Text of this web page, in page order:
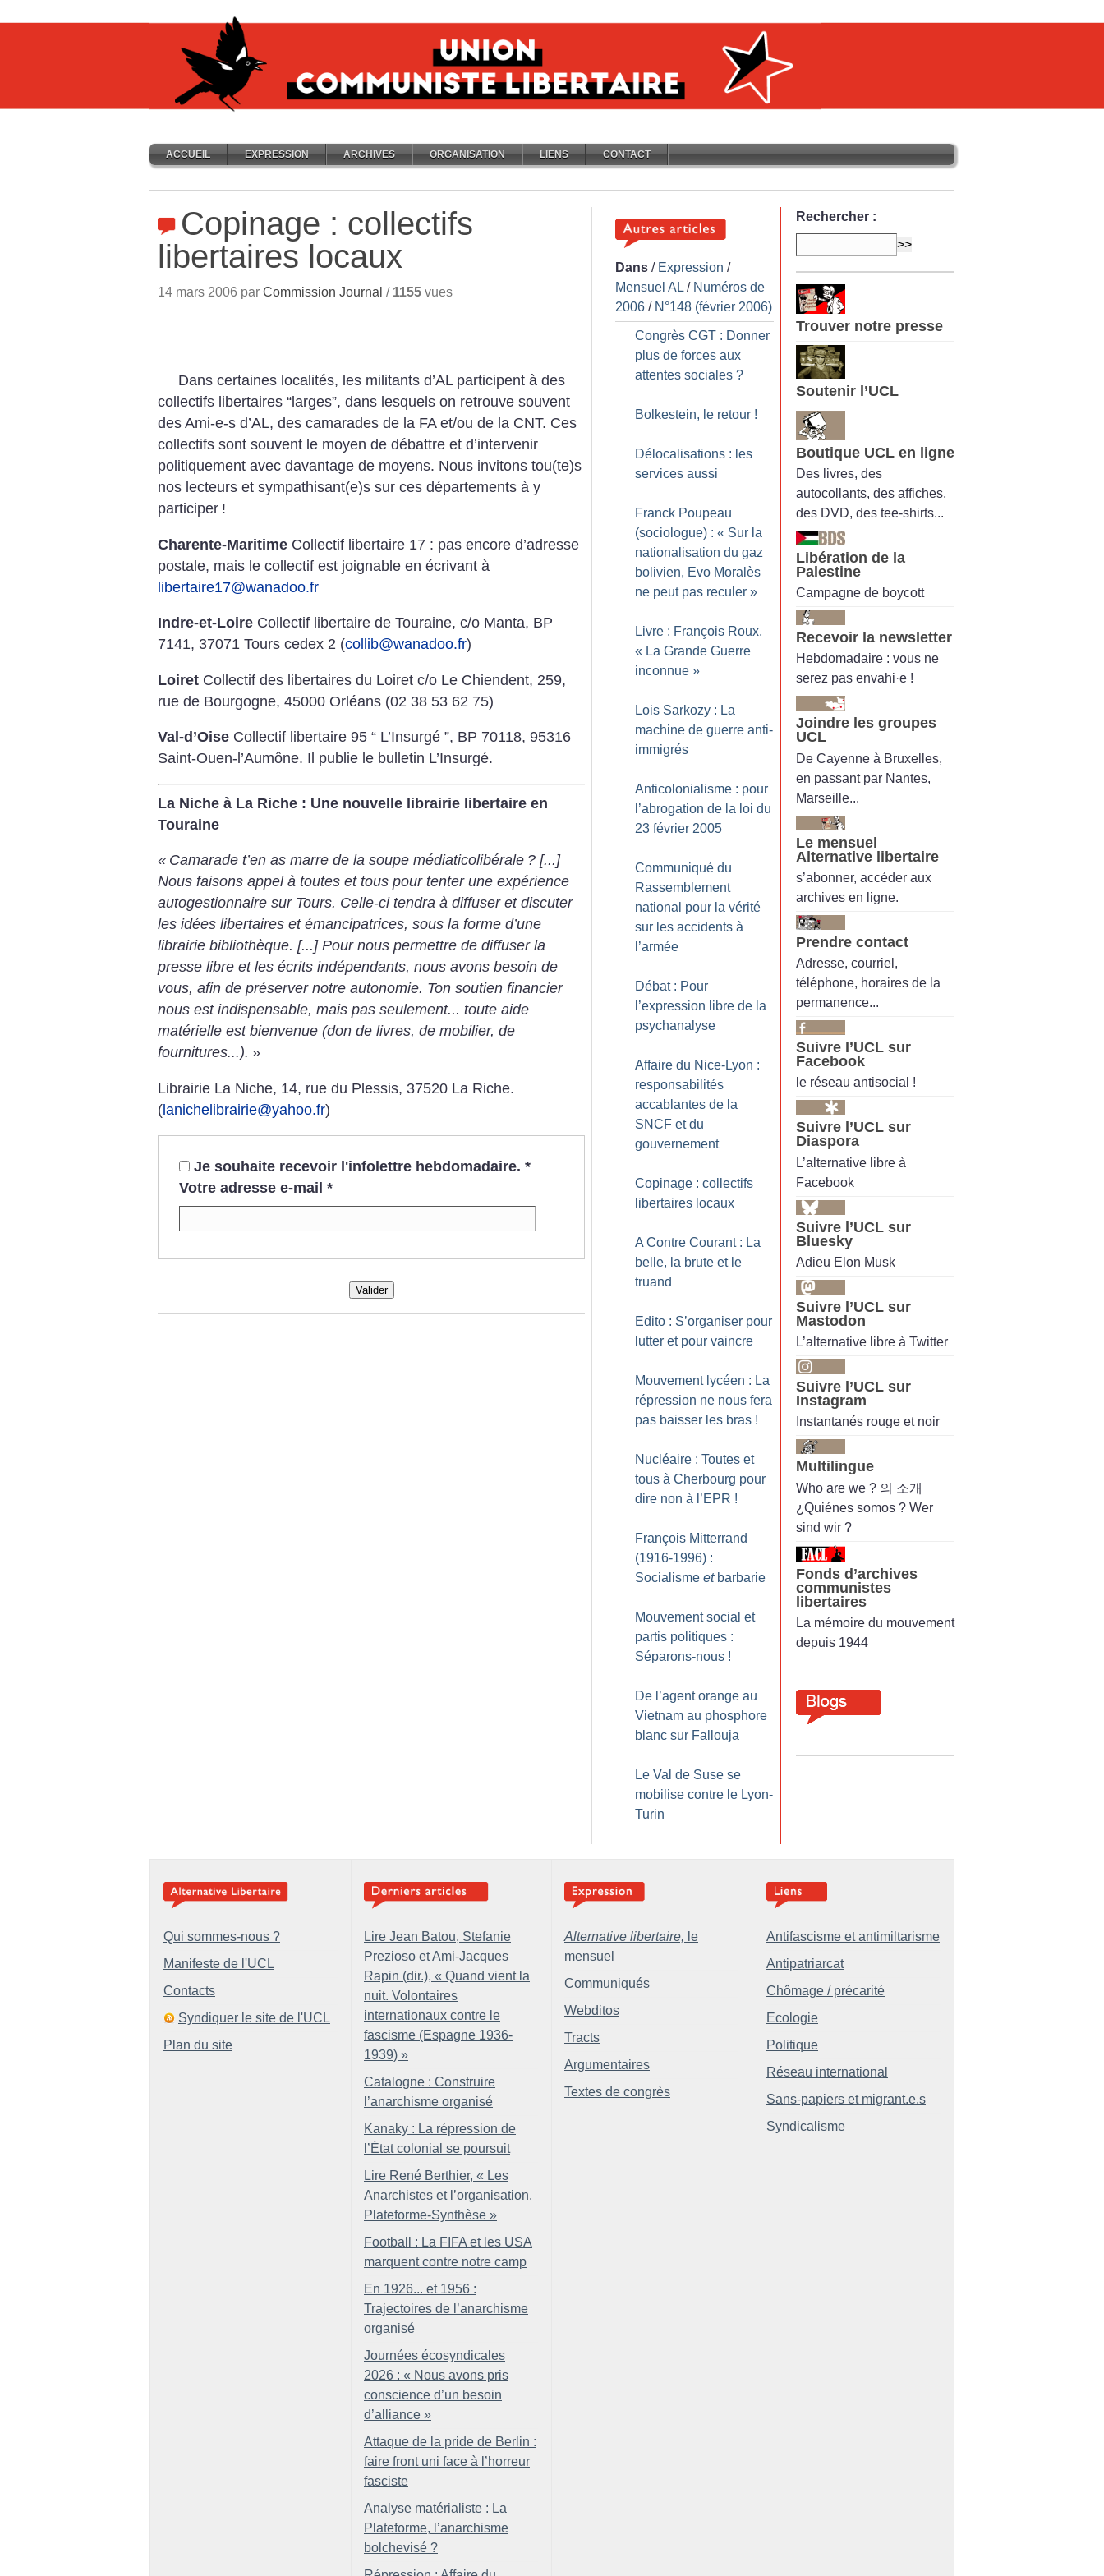
ACCUEIL EXPRESSION ARCHIVES ORGANISATION LIENS CONTACT
Copinage : collectifs
libertaires locaux
14 mars 2006 par Commission Journal / 1155 vues
Dans certaines localités, les militants d’AL participent à des
collectifs libertaires “larges”, dans lesquels on retrouve souvent
des Ami-e-s d’AL, des camarades de la FA et/ou de la CNT. Ces
collectifs sont souvent le moyen de débattre et d’intervenir
politiquement avec davantage de moyens. Nous invitons tou(te)s
nos lecteurs et sympathisant(e)s sur ces départements à y
participer !
Charente-Maritime Collectif libertaire 17 : pas encore d’adresse
postale, mais le collectif est joignable en écrivant à
libertaire17@wanadoo.fr
Indre-et-Loire Collectif libertaire de Touraine, c/o Manta, BP
7141, 37071 Tours cedex 2 (collib@wanadoo.fr)
Loiret Collectif des libertaires du Loiret c/o Le Chiendent, 259,
rue de Bourgogne, 45000 Orléans (02 38 53 62 75)
Val-d’Oise Collectif libertaire 95 “ L’Insurgé ”, BP 70118, 95316
Saint-Ouen-l’Aumône. Il publie le bulletin L’Insurgé.
La Niche à La Riche : Une nouvelle librairie libertaire en
Touraine
« Camarade t’en as marre de la soupe médiaticolibérale ? [...]
Nous faisons appel à toutes et tous pour tenter une expérience
autogestionnaire sur Tours. Celle-ci tendra à diffuser et discuter
les idées libertaires et émancipatrices, sous la forme d’une
librairie bibliothèque. [...] Pour nous permettre de diffuser la
presse libre et les écrits indépendants, nous avons besoin de
vous, afin de préserver notre autonomie. Ton soutien financier
nous est indispensable, mais pas seulement... toute aide
matérielle est bienvenue (don de livres, de mobilier, de
fournitures...). »
Librairie La Niche, 14, rue du Plessis, 37520 La Riche.
(lanichelibrairie@yahoo.fr)
Je souhaite recevoir l'infolettre hebdomadaire. *
Votre adresse e-mail *
Valider
Dans / Expression /
Mensuel AL / Numéros de
2006 / N°148 (février 2006)
Congrès CGT : Donner
plus de forces aux
attentes sociales ?
Bolkestein, le retour !
Délocalisations : les
services aussi
Franck Poupeau
(sociologue) : « Sur la
nationalisation du gaz
bolivien, Evo Moralès
ne peut pas reculer »
Livre : François Roux,
« La Grande Guerre
inconnue »
Lois Sarkozy : La
machine de guerre anti-
immigrés
Anticolonialisme : pour
l’abrogation de la loi du
23 février 2005
Communiqué du
Rassemblement
national pour la vérité
sur les accidents à
l’armée
Débat : Pour
l’expression libre de la
psychanalyse
Affaire du Nice-Lyon :
responsabilités
accablantes de la
SNCF et du
gouvernement
Copinage : collectifs
libertaires locaux
A Contre Courant : La
belle, la brute et le
truand
Edito : S’organiser pour
lutter et pour vaincre
Mouvement lycéen : La
répression ne nous fera
pas baisser les bras !
Nucléaire : Toutes et
tous à Cherbourg pour
dire non à l’EPR !
François Mitterrand
(1916-1996) :
Socialisme etbarbarie
Mouvement social et
partis politiques :
Séparons-nous !
De l’agent orange au
Vietnam au phosphore
blanc sur Fallouja
Le Val de Suse se
mobilise contre le Lyon-
Turin
Rechercher :
Trouver notre presse
Soutenir l’UCL
Boutique UCL en ligne
Des livres, des
autocollants, des affiches,
des DVD, des tee-shirts...
Libération de la
Palestine
Campagne de boycott
Recevoir la newsletter
Hebdomadaire : vous ne
serez pas envahi·e !
Joindre les groupes
UCL
De Cayenne à Bruxelles,
en passant par Nantes,
Marseille...
Le mensuel
Alternative libertaire
s’abonner, accéder aux
archives en ligne.
Prendre contact
Adresse, courriel,
téléphone, horaires de la
permanence...
Suivre l’UCL sur
Facebook
le réseau antisocial !
Suivre l’UCL sur
Diaspora
L’alternative libre à
Facebook
Suivre l’UCL sur
Bluesky
Adieu Elon Musk
Suivre l’UCL sur
Mastodon
L’alternative libre à Twitter
Suivre l’UCL sur
Instagram
Instantanés rouge et noir
Multilingue
Who are we ? 의 소개
¿Quiénes somos ? Wer
sind wir ?
Fonds d’archives
communistes
libertaires
La mémoire du mouvement
depuis 1944
Qui sommes-nous ?
Manifeste de l'UCL
Contacts
Syndiquer le site de l'UCL
Plan du site
Lire Jean Batou, Stefanie
Prezioso et Ami-Jacques
Rapin (dir.), « Quand vient la
nuit. Volontaires
internationaux contre le
fascisme (Espagne 1936-
1939) »
Catalogne : Construire
l’anarchisme organisé
Kanaky : La répression de
l’État colonial se poursuit
Lire René Berthier, « Les
Anarchistes et l’organisation.
Plateforme-Synthèse »
Football : La FIFA et les USA
marquent contre notre camp
En 1926... et 1956 :
Trajectoires de l’anarchisme
organisé
Journées écosyndicales
2026 : « Nous avons pris
conscience d’un besoin
d’alliance »
Attaque de la pride de Berlin :
faire front uni face à l’horreur
fasciste
Analyse matérialiste : La
Plateforme, l’anarchisme
bolchevisé ?
Alternative libertaire, le
mensuel
Communiqués
Webditos
Tracts
Argumentaires
Textes de congrès
Antifascisme et antimiltarisme
Antipatriarcat
Chômage / précarité
Ecologie
Politique
Réseau international
Sans-papiers et migrant.e.s
Syndicalisme